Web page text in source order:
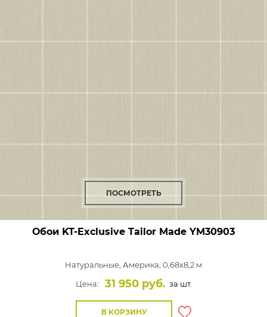
ПОСМОТРЕТЬ
Обои KT-Exclusive Tailor Made YM30903
Натуральные, Америка, 0,68x8,2 м
Цена:
31 950 руб. за шт.
В КОРЗИНУ